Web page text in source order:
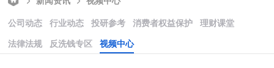
公司动态
行业动态 投研参考 消费者权益保护
理财课堂
法律法规
反洗钱专区 视频中心